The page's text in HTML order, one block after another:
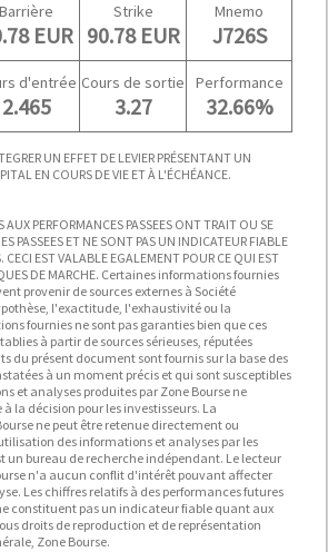
Barrière
EUR
Strike
90.78 EUR
Mnemo
J726S
d'entrée
2.465
Cours de sortie
3.27
Performance
32.66%
UN EFFET DE LEVIER PRÉSENTANT UN
EN COURS DE VIE ET À L'ÉCHÉANCE.
AUX PERFORMANCES PASSEES ONT TRAIT OU SE
PASSEES ET NE SONT PAS UN INDICATEUR FIABLE
CECI EST VALABLE EGALEMENT POUR CE QUI EST
DE MARCHE. Certaines informations fournies
provenir de sources externes à Société
l'exactitude, l'exhaustivité ou la
fournies ne sont pas garanties bien que ces
à partir de sources sérieuses, réputées
du présent document sont fournis sur la base des
à un moment précis et qui sont susceptibles
et analyses produites par Zone Bourse ne
la décision pour les investisseurs. La
ne peut être retenue directement ou
des informations et analyses par les
un bureau de recherche indépendant. Le lecteur
n'a aucun conflit d'intérêt pouvant affecter
Les chiffres relatifs à des performances futures
constituent pas un indicateur fiable quant aux
droits de reproduction et de représentation
Zone Bourse.